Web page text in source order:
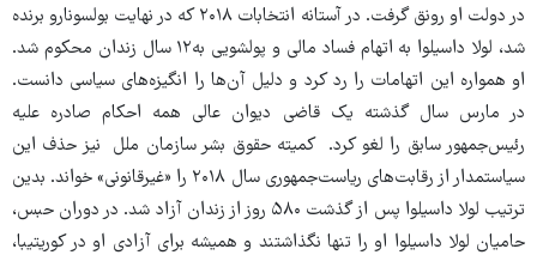
در دولت او رونق گرفت. در آستانه انتخابات ۲۰۱۸ که در نهایت بولسونارو برنده
شد، لولا داسیلوا به اتهام فساد مالی و پولشویی به۱۲ سال زندان محکوم شد.
او همواره این اتهامات را رد کرد و دلیل آن‌ها را انگیزه‌های سیاسی دانست.
در مارس سال گذشته یک قاضی دیوان عالی همه احکام صادره علیه
رئیس‌جمهور سابق را لغو کرد. کمیته حقوق بشر سازمان ملل نیز حذف این
سیاستمدار از رقابت‌های ریاست‌جمهوری سال ۲۰۱۸ را «غیرقانونی» خواند. بدین
ترتیب لولا داسیلوا پس از گذشت ۵۸۰ روز از زندان آزاد شد. در دوران حبس،
حامیان لولا داسیلوا او را تنها نگذاشتند و همیشه برای آزادی او در کوریتیبا،